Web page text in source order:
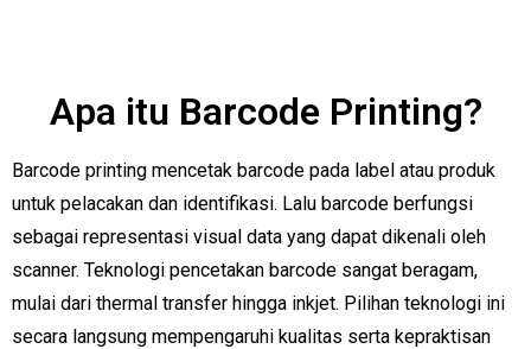
Apa itu Barcode Printing?
Barcode printing mencetak barcode pada label atau produk
untuk pelacakan dan identifikasi. Lalu barcode berfungsi
sebagai representasi visual data yang dapat dikenali oleh
scanner. Teknologi pencetakan barcode sangat beragam,
mulai dari thermal transfer hingga inkjet. Pilihan teknologi ini
secara langsung mempengaruhi kualitas serta kepraktisan